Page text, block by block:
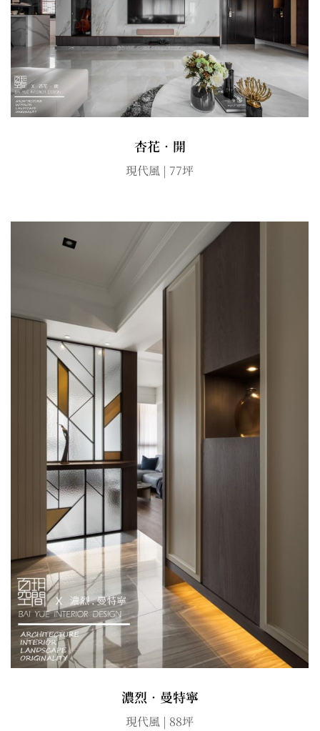
杏花．開
現代風 | 77坪
濃烈．曼特寧
現代風 | 88坪